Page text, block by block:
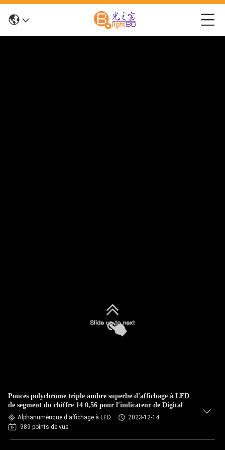
Pouces polychrome triple ambre superbe d'affichage à LED
de segment du chiffre 14 0,56 pour l'indicateur de Digital
Alphanumérique d'affichage à LED
2023-12-14
989 points de vue